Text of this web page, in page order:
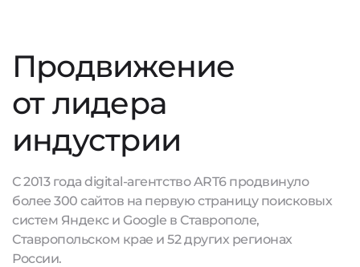
Продвижение
от лидера
индустрии
С 2013 года digital-агентство ART6 продвинуло
более 300 сайтов на первую страницу поисковых
систем Яндекс и Google в Ставрополе,
Ставропольском крае и 52 других регионах
России.